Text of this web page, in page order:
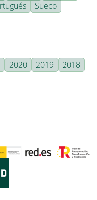
Sueco
2020 2019
2018